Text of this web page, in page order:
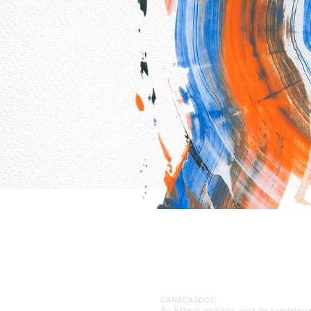
CARACASDOC